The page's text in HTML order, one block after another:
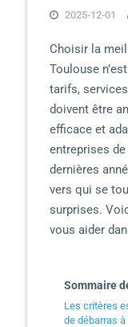
2025-12-01
Choisir la
Toulouse
tarifs,
doivent être
efficace et
entreprises
dernières
vers qui se
surprises.
vous aider
Sommaire
Les critères
de débarras